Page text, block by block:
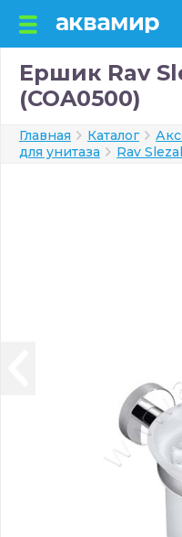
Ершик Rav
(COA0500)
Главная Каталог
для унитаза
Rav